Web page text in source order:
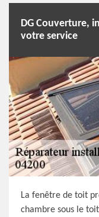
DG Couverture,
votre service
La fenêtre de toit
chambre sous le